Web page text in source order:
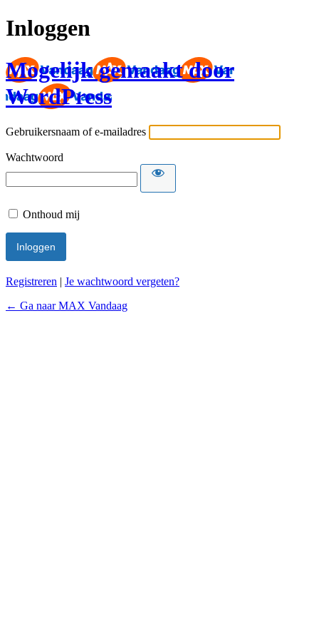
Inloggen
Mogelijk gemaakt door
WordPress
Gebruikersnaam of e-mailadres
Wachtwoord
Onthoud mij
Registreren | Je wachtwoord vergeten?
← Ga naar MAX Vandaag